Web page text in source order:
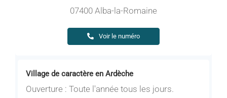
Village de caractère en Ardèche
Ouverture : Toute l'année tous les jours.
07400 Alba-la-Romaine
Voir le numéro